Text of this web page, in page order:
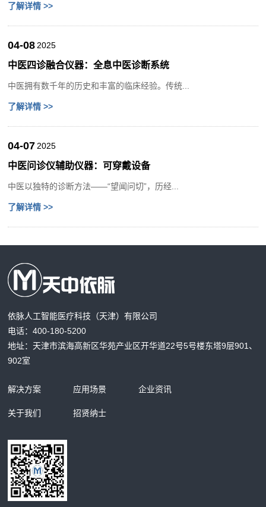
了解详情 >>
04-08 2025
中医四诊融合仪器：全息中医诊断系统
中医拥有数千年的历史和丰富的临床经验。传统...
了解详情 >>
04-07 2025
中医问诊仪辅助仪器：可穿戴设备
中医以独特的诊断方法——“望闻问切”，历经...
了解详情 >>
依脉人工智能医疗科技（天津）有限公司
电话：400-180-5200
地址：天津市滨海高新区华苑产业区开华道22号5号楼东塔9层901、
902室
解决方案 应用场景 企业资讯
关于我们 招贤纳士